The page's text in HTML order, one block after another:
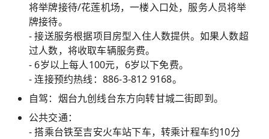
将举牌接待/花莲机场，一楼入口处，服务人员将举
牌接待。
- 接送服务根据项目房型入住人数提供。如果人数超
过人数，将收取车辆服务费。
- 6岁以上每人100元，6岁以下免费。
- 连接预约热线：886-3-812 9168。
自驾：烟台九创线台东方向转甘城二街即到。
公共交通：
- 搭乘台铁至吉安火车站下车，转乘计程车约10分